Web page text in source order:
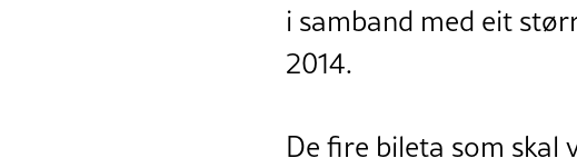
i samband med eit
2014.
De fire bileta som skal